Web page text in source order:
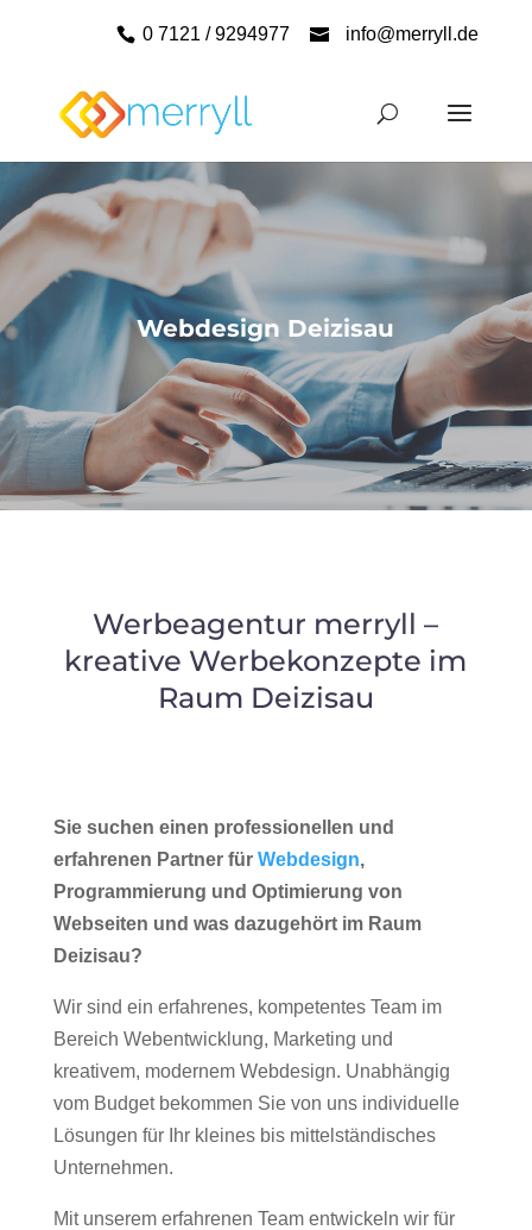
0 7121 / 9294977 info@merryll.de
Webdesign Deizisau
Werbeagentur merryll –
kreative Werbekonzepte im
Raum Deizisau
Sie suchen einen professionellen und
erfahrenen Partner für Webdesign,
Programmierung und Optimierung von
Webseiten und was dazugehört im Raum
Deizisau?
Wir sind ein erfahrenes, kompetentes Team im
Bereich Webentwicklung, Marketing und
kreativem, modernem Webdesign. Unabhängig
vom Budget bekommen Sie von uns individuelle
Lösungen für Ihr kleines bis mittelständisches
Unternehmen.
Mit unserem erfahrenen Team entwickeln wir für